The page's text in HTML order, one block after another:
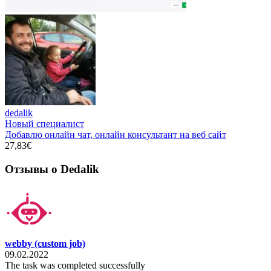
dedalik
Новый специалист
Добавлю онлайн чат, онлайн консультант на веб сайт
27,83€
Отзывы о Dedalik
webby (custom job)
09.02.2022
The task was completed successfully